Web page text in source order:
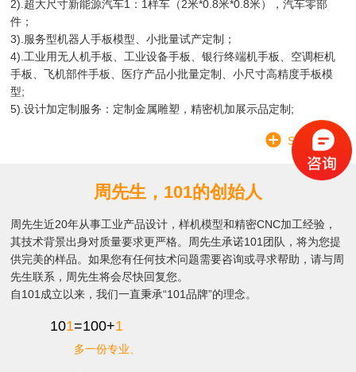
2).超大尺寸新能源汽车1：1样车（2米*0.8米*0.8米），汽车零部
件；
3).服务型机器人手板模型、小批量试产定制；
4).工业用无人机手板、工业设备手板、银行终端机手板、空调柜机
手板、飞机部件手板、医疗产品小批量定制、小尺寸高精度手板模
型;
5).设计加定制服务：定制金属雕塑，精密机加展示品定制;
SEE MORE
周先生，101的创始人
周先生近20年从事工业产品设计，样机模型和精密CNC加工经验，
其技术背景出身对质量要求更严格。周先生承诺101团队，将为您提
供完美的样品。如果您有任何技术问题需要咨询或寻求帮助，请与周
先生联系，周先生将会尽快回复您。
自101成立以来，我们一直秉承“101品牌”的理念。
101=100+1
多一份专业、